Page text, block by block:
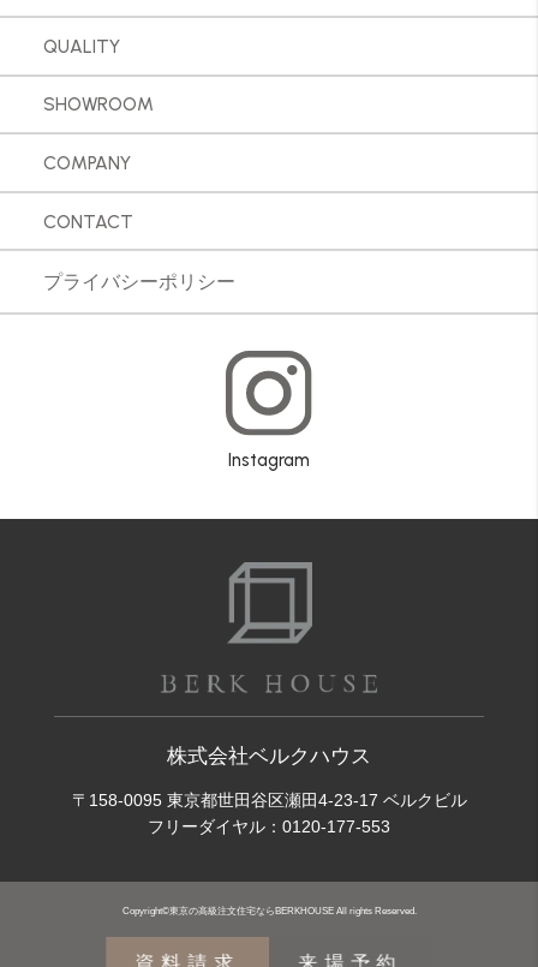
QUALITY
SHOWROOM
COMPANY
CONTACT
プライバシーポリシー
Instagram
株式会社ベルクハウス
〒158-0095 東京都世田谷区瀬田4-23-17 ベルクビル
フリーダイヤル： 0120-177-553
Copyright©東京の高級注文住宅ならBERKHOUSE All rights Reserved.